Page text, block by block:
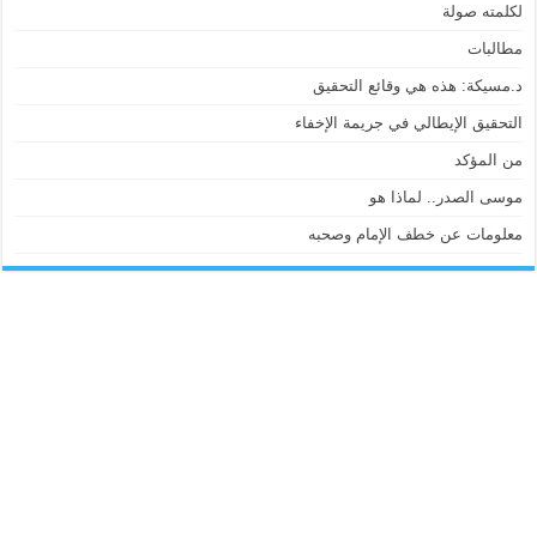
لكلمته صولة
مطالبات
د.مسيكة: هذه هي وقائع التحقيق
التحقيق الإيطالي في جريمة الإخفاء
من المؤكد
موسى الصدر.. لماذا هو
معلومات عن خطف الإمام وصحبه